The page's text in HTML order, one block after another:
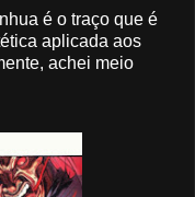
é o traço que é
aplicada aos
achei meio